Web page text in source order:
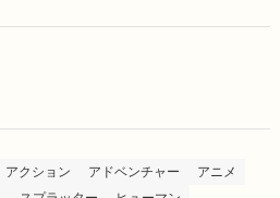
アクション アドベンチャー
アニメ